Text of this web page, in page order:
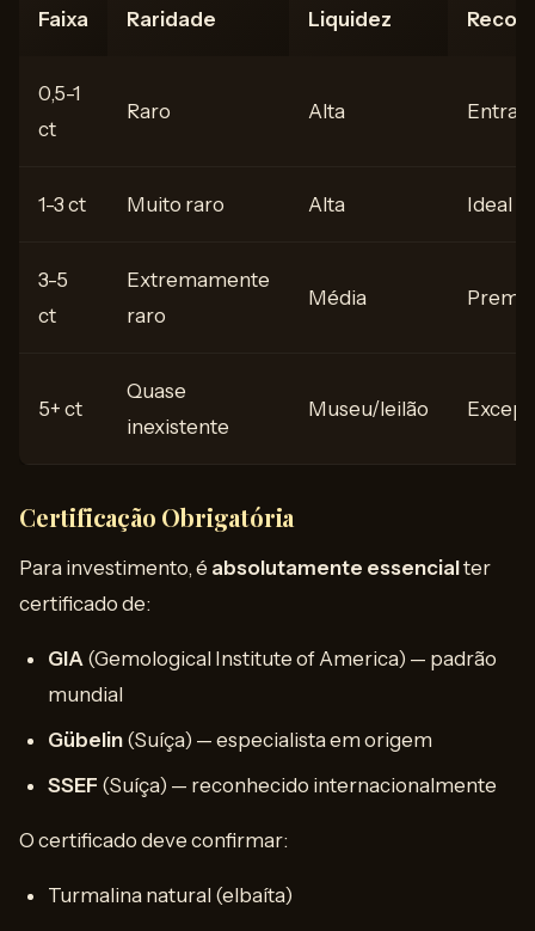
Faixa Raridade Liquidez
0,5-1
ct
Raro Alta
1-3 ct Muito raro Alta Ideal
3-5
ct
Extremamente
raro
Média
5+ ct
Quase
inexistente
Museu/leilão
Certificação Obrigatória
Para investimento, é absolutamente essencialter
certificado de:
GIA (Gemological Institute of America) — padrão
mundial
Gübelin (Suíça) — especialista em origem
SSEF (Suíça) — reconhecido internacionalmente
O certificado deve confirmar:
Turmalina natural (elbaíta)